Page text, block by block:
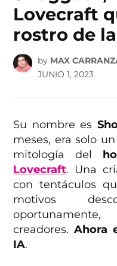
Lovecraft
rostro de
by MAX
JUNIO 1, 2023
Su nombre es
meses, era solo
mitología del
Lovecraft. Una
con tentáculos
motivos
creadores.Ahora
IA.